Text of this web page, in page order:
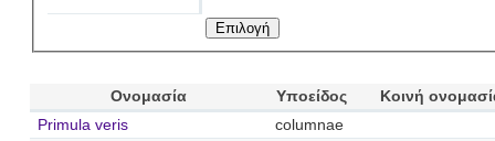
Ονομασία Υποείδος
Κοινή
Primula veris
columnae